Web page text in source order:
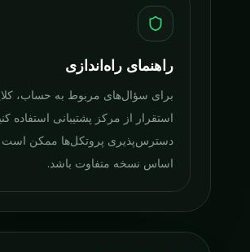
راهنمای راه‌اندازی
برای سؤال‌های مربوط به حساب، کلاینت و
استقرار از مرکز پشتیبانی استفاده کنید.
دسترس‌پذیری پروتکل‌ها ممکن است بر
اساس نسخه متفاوت باشد.